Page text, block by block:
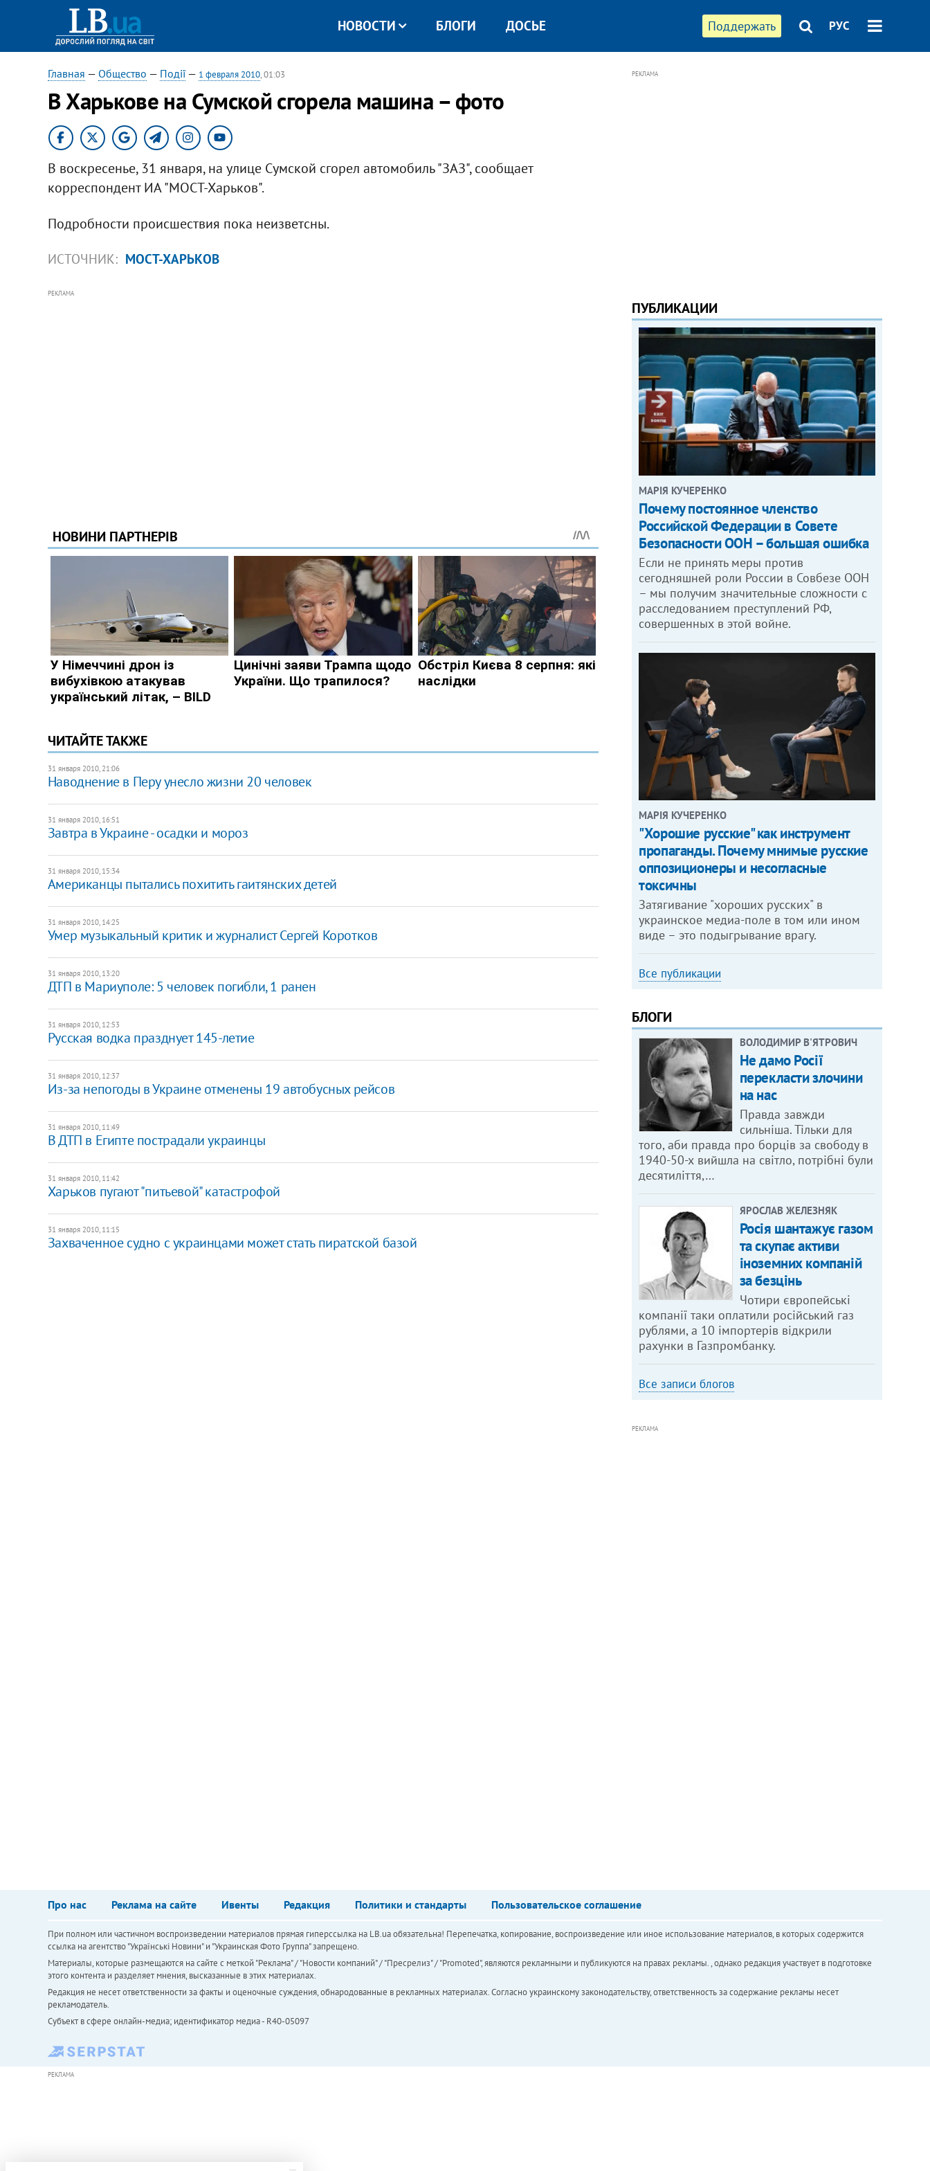
Поддержать РУС
НОВОСТИ БЛОГИ ДОСЬЕ
Главная — Общество — Події— 1 февраля 2010, 01:03
В Харькове на Сумской сгорела машина – фото
В воскресенье, 31 января, на улице Сумской сгорел автомобиль "ЗАЗ", сообщает
корреспондент ИА "МОСТ-Харьков".
Подробности происшествия пока неизветсны.
ИСТОЧНИК: МОСТ-ХАРЬКОВ
РЕКЛАМА
ЧИТАЙТЕ ТАКЖЕ
31 января 2010, 21:06
Наводнение в Перу унесло жизни 20 человек
31 января 2010, 16:51
Завтра в Украине - осадки и мороз
31 января 2010, 15:34
Американцы пытались похитить гаитянских детей
31 января 2010, 14:25
Умер музыкальный критик и журналист Сергей Коротков
31 января 2010, 13:20
ДТП в Мариуполе: 5 человек погибли, 1 ранен
31 января 2010, 12:53
Русская водка празднует 145-летие
31 января 2010, 12:37
Из-за непогоды в Украине отменены 19 автобусных рейсов
31 января 2010, 11:49
В ДТП в Египте пострадали украинцы
31 января 2010, 11:42
Харьков пугают "питьевой" катастрофой
31 января 2010, 11:15
Захваченное судно с украинцами может стать пиратской базой
РЕКЛАМА
ПУБЛИКАЦИИ
МАРІЯ КУЧЕРЕНКО
​Почему постоянное членство
Российской Федерации в Совете
Безопасности ООН – большая ошибка
Если не принять меры против
сегодняшней роли России в Совбезе ООН
– мы получим значительные сложности с
расследованием преступлений РФ,
совершенных в этой войне.
МАРІЯ КУЧЕРЕНКО
"Хорошие русские" как инструмент
пропаганды. Почему мнимые русские
оппозиционеры и несогласные
токсичны
Затягивание "хороших русских" в
украинское медиа-поле в том или ином
виде – это подыгрывание врагу.
Все публикации
БЛОГИ
ВОЛОДИМИР В'ЯТРОВИЧ
Не дамо Росії
перекласти злочини
на нас
Правда завжди
сильніша. Тільки для
того, аби правда про борців за свободу в
1940-50-х вийшла на світло, потрібні були
десятиліття,…
ЯРОСЛАВ ЖЕЛЕЗНЯК
Росія шантажує газом
та скупає активи
іноземних компаній
за безцінь
Чотири європейські
компанії таки оплатили російський газ
рублями, а 10 імпортерів відкрили
рахунки в Газпромбанку.
Все записи блогов
РЕКЛАМА
Про нас Реклама на сайте Ивенты Редакция Политики и стандарты Пользовательское соглашение
При полном или частичном воспроизведении материалов прямая гиперссылка на LB.ua обязательна! Перепечатка, копирование, воспроизведение или иное использование материалов, в которых содержится
ссылка на агентство "Українськi Новини" и "Украинская Фото Группа" запрещено.
Материалы, которые размещаются на сайте с меткой "Реклама" / "Новости компаний" / "Пресрелиз" / "Promoted", являются рекламными и публикуются на правах рекламы. , однако редакция участвует в подготовке
этого контента и разделяет мнения, высказанные в этих материалах.
Редакция не несет ответственности за факты и оценочные суждения, обнародованные в рекламных материалах. Согласно украинскому законодательству, ответственность за содержание рекламы несет
рекламодатель.
Субъект в сфере онлайн-медиа; идентификатор медиа - R40-05097
РЕКЛАМА